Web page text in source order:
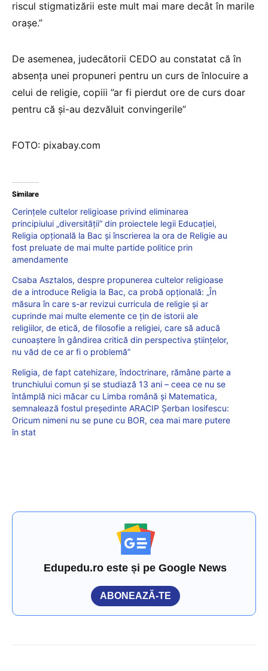
riscul stigmatizării este mult mai mare decât în marile
oraşe.”
De asemenea, judecătorii CEDO au constatat că în
absenţa unei propuneri pentru un curs de înlocuire a
celui de religie, copiii ”ar fi pierdut ore de curs doar
pentru că şi-au dezvăluit convingerile”
FOTO: pixabay.com
Similare
Cerințele cultelor religioase privind eliminarea
principiului „diversității” din proiectele legii Educației,
Religia opțională la Bac și înscrierea la ora de Religie au
fost preluate de mai multe partide politice prin
amendamente
Csaba Asztalos, despre propunerea cultelor religioase
de a introduce Religia la Bac, ca probă opțională: „În
măsura în care s-ar revizui curricula de religie și ar
cuprinde mai multe elemente ce țin de istorii ale
religiilor, de etică, de filosofie a religiei, care să aducă
cunoaștere în gândirea critică din perspectiva științelor,
nu văd de ce ar fi o problemă”
Religia, de fapt catehizare, îndoctrinare, rămâne parte a
trunchiului comun și se studiază 13 ani – ceea ce nu se
întâmplă nici măcar cu Limba română și Matematica,
semnalează fostul președinte ARACIP Șerban Iosifescu:
Oricum nimeni nu se pune cu BOR, cea mai mare putere
în stat
Edupedu.ro este și pe Google News
ABONEAZĂ-TE